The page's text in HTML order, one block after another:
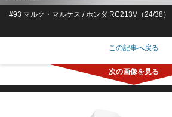
#93 マルク・マルケス / ホンダ RC213V（24/38）
この記事へ戻る